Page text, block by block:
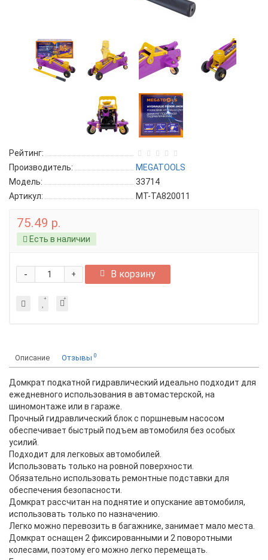
Рейтинг:
Производитель:
MEGATOOLS
Модель:
33714
Артикул:
MT-TA820011
75.49 р.
Есть в наличии
+
- В корзину
Описание Отзывы 0
Домкрат подкатной гидравлический идеально подходит для
ежедневного использования в автомастерской, на
шиномонтаже или в гараже.
Прочный гидравлический блок с поршневым насосом
обеспечивает быстрый подъем автомобиля без особых
усилий.
Подходит для легковых автомобилей.
Использовать только на ровной поверхности.
Обязательно использовать ремонтные подставки для
обеспечения безопасности.
Домкрат рассчитан на поднятие и опускание автомобиля,
использовать только по назначению.
Легко можно перевозить в багажнике, занимает мало места.
Домкрат оснащен 2 фиксированными и 2 поворотными
колесами, поэтому его можно легко перемещать.